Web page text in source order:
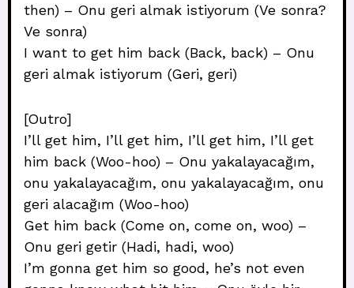
then) – Onu geri almak istiyorum (Ve sonra?
Ve sonra)
I want to get him back (Back, back) – Onu
geri almak istiyorum (Geri, geri)
[Outro]
I’ll get him, I’ll get him, I’ll get him, I’ll get
him back (Woo-hoo) – Onu yakalayacağım,
onu yakalayacağım, onu yakalayacağım, onu
geri alacağım (Woo-hoo)
Get him back (Come on, come on, woo) –
Onu geri getir (Hadi, hadi, woo)
I’m gonna get him so good, he’s not even